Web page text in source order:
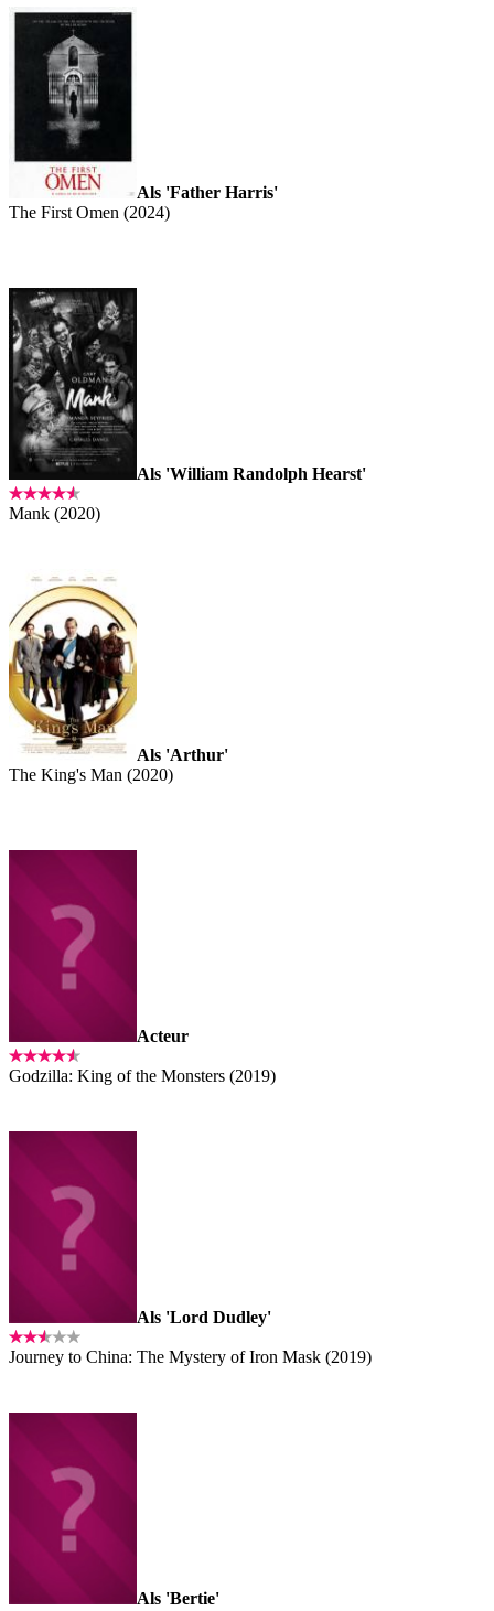
Als 'Father Harris'
The First Omen (2024)
Als 'William Randolph Hearst'
Mank (2020)
Als 'Arthur'
The King's Man (2020)
Acteur
Godzilla: King of the Monsters (2019)
Als 'Lord Dudley'
Journey to China: The Mystery of Iron Mask (2019)
Als 'Bertie'